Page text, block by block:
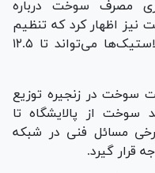
مصرف سوخت درباره
اظهار کرد که تنظیم
دوره‌ای موتور خودرو و کنترل باد لاستیک‌ها می‌تواند تا ۱۲.۵
سوخت در زنجیره توزیع
کرد که حدود ۴ درصد سوخت از پالایشگاه تا
مسائل فنی در شبکه
قرار گیرد.